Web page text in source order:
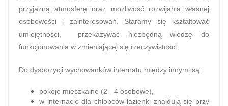
przyjazną atmosferę oraz możliwość rozwijania własnej
osobowości i zainteresowań. Staramy się kształtować
umiejętności, przekazywać niezbędną wiedzę do
funkcjonowania w zmieniającej się rzeczywistości.
Do dyspozycji wychowanków internatu między innymi są:
pokoje mieszkalne (2 - 4 osobowe),
w internacie dla chłopców łazienki znajdują się przy